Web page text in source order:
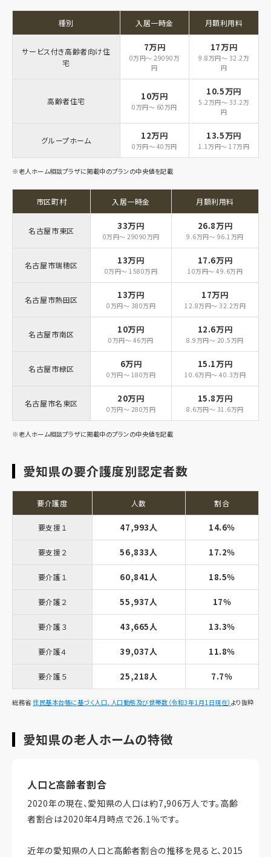
種別 入居一時金 月額利用料
サービス付き高齢者向け住
宅
7万円
0万円～ 29090万
円
17万円
9.8万円～ 32.2万
円
高齢者住宅 10万円
0万円～ 60万円
10.5万円
5.2万円～ 33.2万
円
グループホーム 12万円
0万円～ 40万円
13.5万円
1.1万円～ 17万円
※老人ホーム相談プラザに掲載中のプランの中央値を記載
市区町村 入居一時金 月額利用料
名古屋市東区 33万円
0万円～ 29090万円
26.8万円
9.6万円～ 96.1万円
名古屋市瑞穂区 13万円
0万円～ 1580万円
17.6万円
10万円～ 49.6万円
名古屋市熱田区 13万円
0万円～ 380万円
17万円
12.8万円～ 32.2万円
名古屋市南区 10万円
0万円～ 46万円
12.6万円
8.9万円～ 20.5万円
名古屋市緑区 6万円
0万円～ 180万円
15.1万円
10.6万円～ 40.3万円
名古屋市名東区 20万円
0万円～ 280万円
15.8万円
8.6万円～ 31.6万円
※老人ホーム相談プラザに掲載中のプランの中央値を記載
愛知県の要介護度別認定者数
要介護度 人数 割合
要支援１ 47,993人 14.6％
要支援２ 56,833人 17.2％
要介護１ 60,841人 18.5％
要介護２ 55,937人 17％
要介護３ 43,665人 13.3％
要介護４ 39,037人 11.8％
要介護５ 25,218人 7.7％
総務省住民基本台帳に基づく人口、人口動態及び世帯数（令和3年1月1日現在） より抜粋
愛知県の老人ホームの特徴
人口と高齢者割合
2020年の現在、愛知県の人口は約7,906万人です。高齢
者割合は2020年4月時点で26.1％です。
近年の愛知県の人口と高齢者割合の推移を見ると、2015